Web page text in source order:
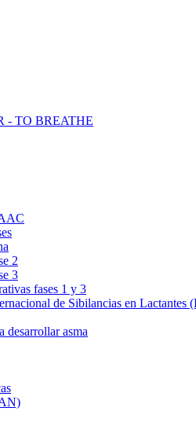
2
3
fases 1 y 3
de Sibilancias en Lactantes
desarrollar asma